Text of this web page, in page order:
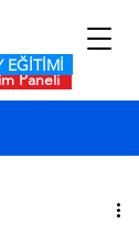
Paneli
EĞİTİMİ